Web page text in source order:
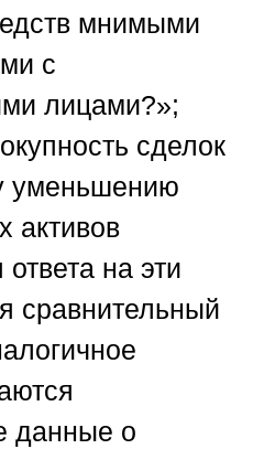
мнимыми
с
лицами?»;
сделок
уменьшению
активов
на эти
сравнительный
данные о